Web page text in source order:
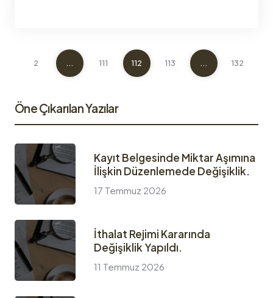
2 ... 111 112 113 ... 132
Öne Çıkarılan Yazılar
Kayıt Belgesinde Miktar Aşımına
İlişkin Düzenlemede Değişiklik.
17 Temmuz 2026
İthalat Rejimi Kararında
Değişiklik Yapıldı.
11 Temmuz 2026